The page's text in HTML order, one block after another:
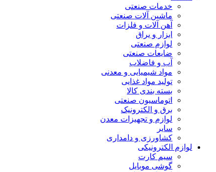
خدمات صنعتی
ماشین آلات صنعتی
آهن آلات و فلزات
ابزار و یراق
لوازم صنعتی
ضایعات صنعتی
آب و فاضلاب
مواد شیمیایی و معدنی
تولید مواد غذایی
بسته بندی کالا
اتوماسیون صنعتی
برق و الکترونیک
لوازم و تجهیزات معدن
سایر
کشاورزی و دامداری
لوازم الکترونیکی
سیم کارت
گوشی موبایل